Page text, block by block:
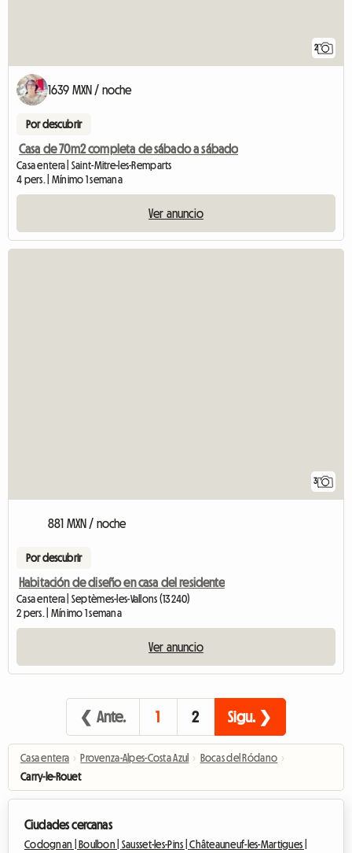
2
1639 MXN / noche
Por descubrir
Casa de 70m2 completa de sábado a sábado
Casa entera | Saint-Mitre-les-Remparts
4 pers. | Mínimo 1 semana
Ver anuncio
3
881 MXN / noche
Por descubrir
Habitación de diseño en casa del residente
Casa entera | Septèmes-les-Vallons (13240)
2 pers. | Mínimo 1 semana
Ver anuncio
❮ Ante. 1 2 Sigu. ❯
Casa entera › Provenza-Alpes-Costa Azul › Bocas del Ródano ›
Carry-le-Rouet
Ciudades cercanas
Codognan | Boulbon | Sausset-les-Pins |Châteauneuf-les-Martigues |